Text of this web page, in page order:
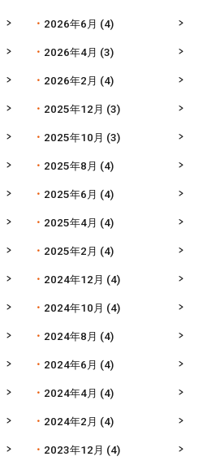
2026年6月 (4)
2026年4月 (3)
2026年2月 (4)
2025年12月 (3)
2025年10月 (3)
2025年8月 (4)
2025年6月 (4)
2025年4月 (4)
2025年2月 (4)
2024年12月 (4)
2024年10月 (4)
2024年8月 (4)
2024年6月 (4)
2024年4月 (4)
2024年2月 (4)
2023年12月 (4)